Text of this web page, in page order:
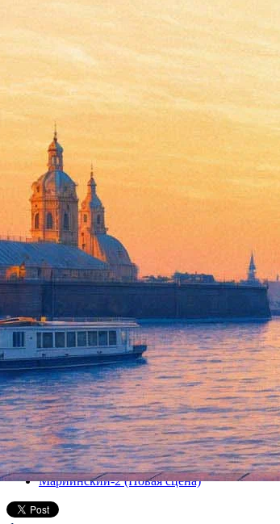
Тетралогия Рихарда
11 июня 2013, вторник,20.00
Версия для печати
Все спектакли
Мариинский-2 (Новая сцена)